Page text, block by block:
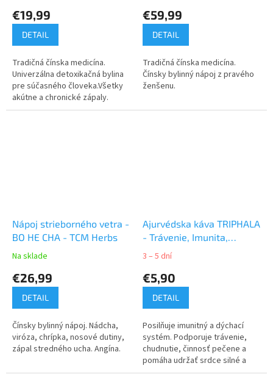
€19,99
DETAIL
Tradičná čínska medicína.
Univerzálna detoxikačná bylina
pre súčasného človeka.Všetky
akútne a chronické zápaly.
€59,99
DETAIL
Tradičná čínska medicína.
Čínsky bylinný nápoj z pravého
ženšenu.
Nápoj strieborného vetra -
BO HE CHA - TCM Herbs
Na sklade
€26,99
DETAIL
Čínsky bylinný nápoj. Nádcha,
viróza, chrípka, nosové dutiny,
zápal stredného ucha. Angína.
Ajurvédska káva TRIPHALA
- Trávenie, Imunita,
Dýchanie, Srdce
3 – 5 dní
€5,90
DETAIL
Posilňuje imunitný a dýchací
systém. Podporuje trávenie,
chudnutie, činnosť pečene a
pomáha udržať srdce silné a
zdravé.